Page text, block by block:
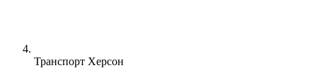
Транспорт Херсон